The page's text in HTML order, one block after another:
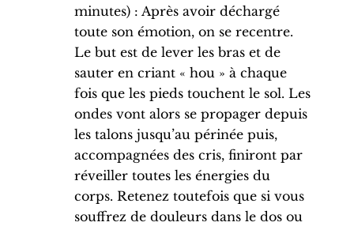
minutes) : Après avoir déchargé
toute son émotion, on se recentre.
Le but est de lever les bras et de
sauter en criant « hou » à chaque
fois que les pieds touchent le sol. Les
ondes vont alors se propager depuis
les talons jusqu’au périnée puis,
accompagnées des cris, finiront par
réveiller toutes les énergies du
corps. Retenez toutefois que si vous
souffrez de douleurs dans le dos ou